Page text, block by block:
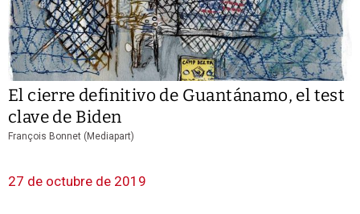
El cierre definitivo de Guantánamo, el test
clave de Biden
François Bonnet (Mediapart)
27 de octubre de 2019